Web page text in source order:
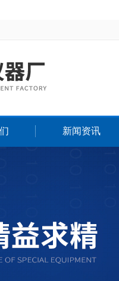
新闻资讯